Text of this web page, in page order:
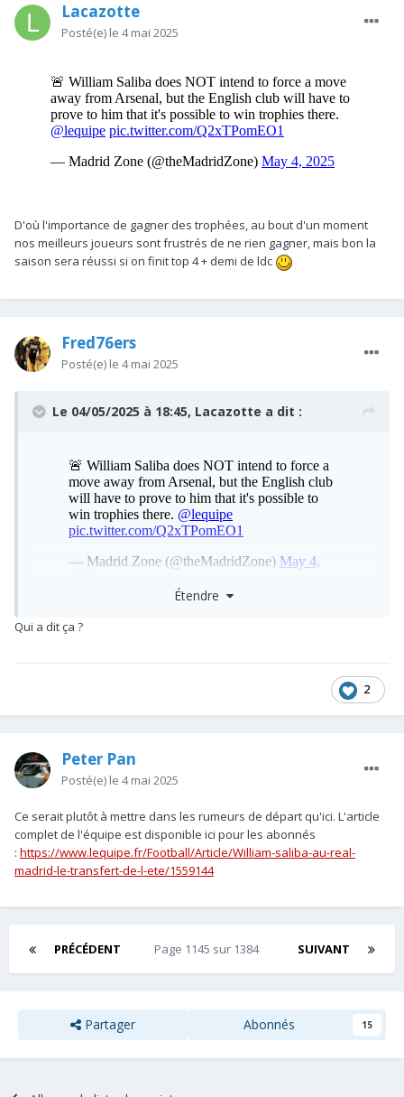
Lacazotte
Posté(e) le 4 mai 2025
D'où l'importance de gagner des trophées, au bout d'un moment
nos meilleurs joueurs sont frustrés de ne rien gagner, mais bon la
saison sera réussi si on finit top 4 + demi de ldc
Fred76ers
Posté(e) le 4 mai 2025
Le 04/05/2025 à 18:45, Lacazotte a dit :
mais bon la saison sera réussi si on finit top 4 +
Étendre
Qui a dit ça ?
2
Peter Pan
Posté(e) le 4 mai 2025
Ce serait plutôt à mettre dans les rumeurs de départ qu'ici. L'article
complet de l'équipe est disponible ici pour les abonnés
: https://www.lequipe.fr/Football/Article/William-saliba-au-real-
madrid-le-transfert-de-l-ete/1559144
PRÉCÉDENT SUIVANT
Page 1145 sur 1384
Partager Abonnés 15